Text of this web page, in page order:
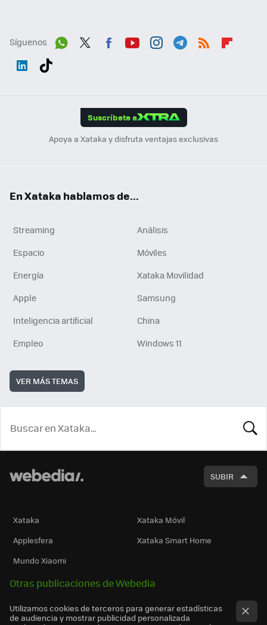
Síguenos
Suscríbete a
Apoya a Xataka y disfruta ventajas exclusivas
En Xataka hablamos de...
Streaming
Análisis
Espacio
Móviles
Energía
Xataka Movilidad
Apple
Samsung
Inteligencia artificial
China
Empleo
Windows 11
VER MÁS TEMAS
SUBIR
Xataka
Xataka Móvil
Applesfera
Xataka Smart Home
Mundo Xiaomi
Otras publicaciones de Webedia
Utilizamos cookies de terceros para generar estadísticas
de audiencia y mostrar publicidad personalizada